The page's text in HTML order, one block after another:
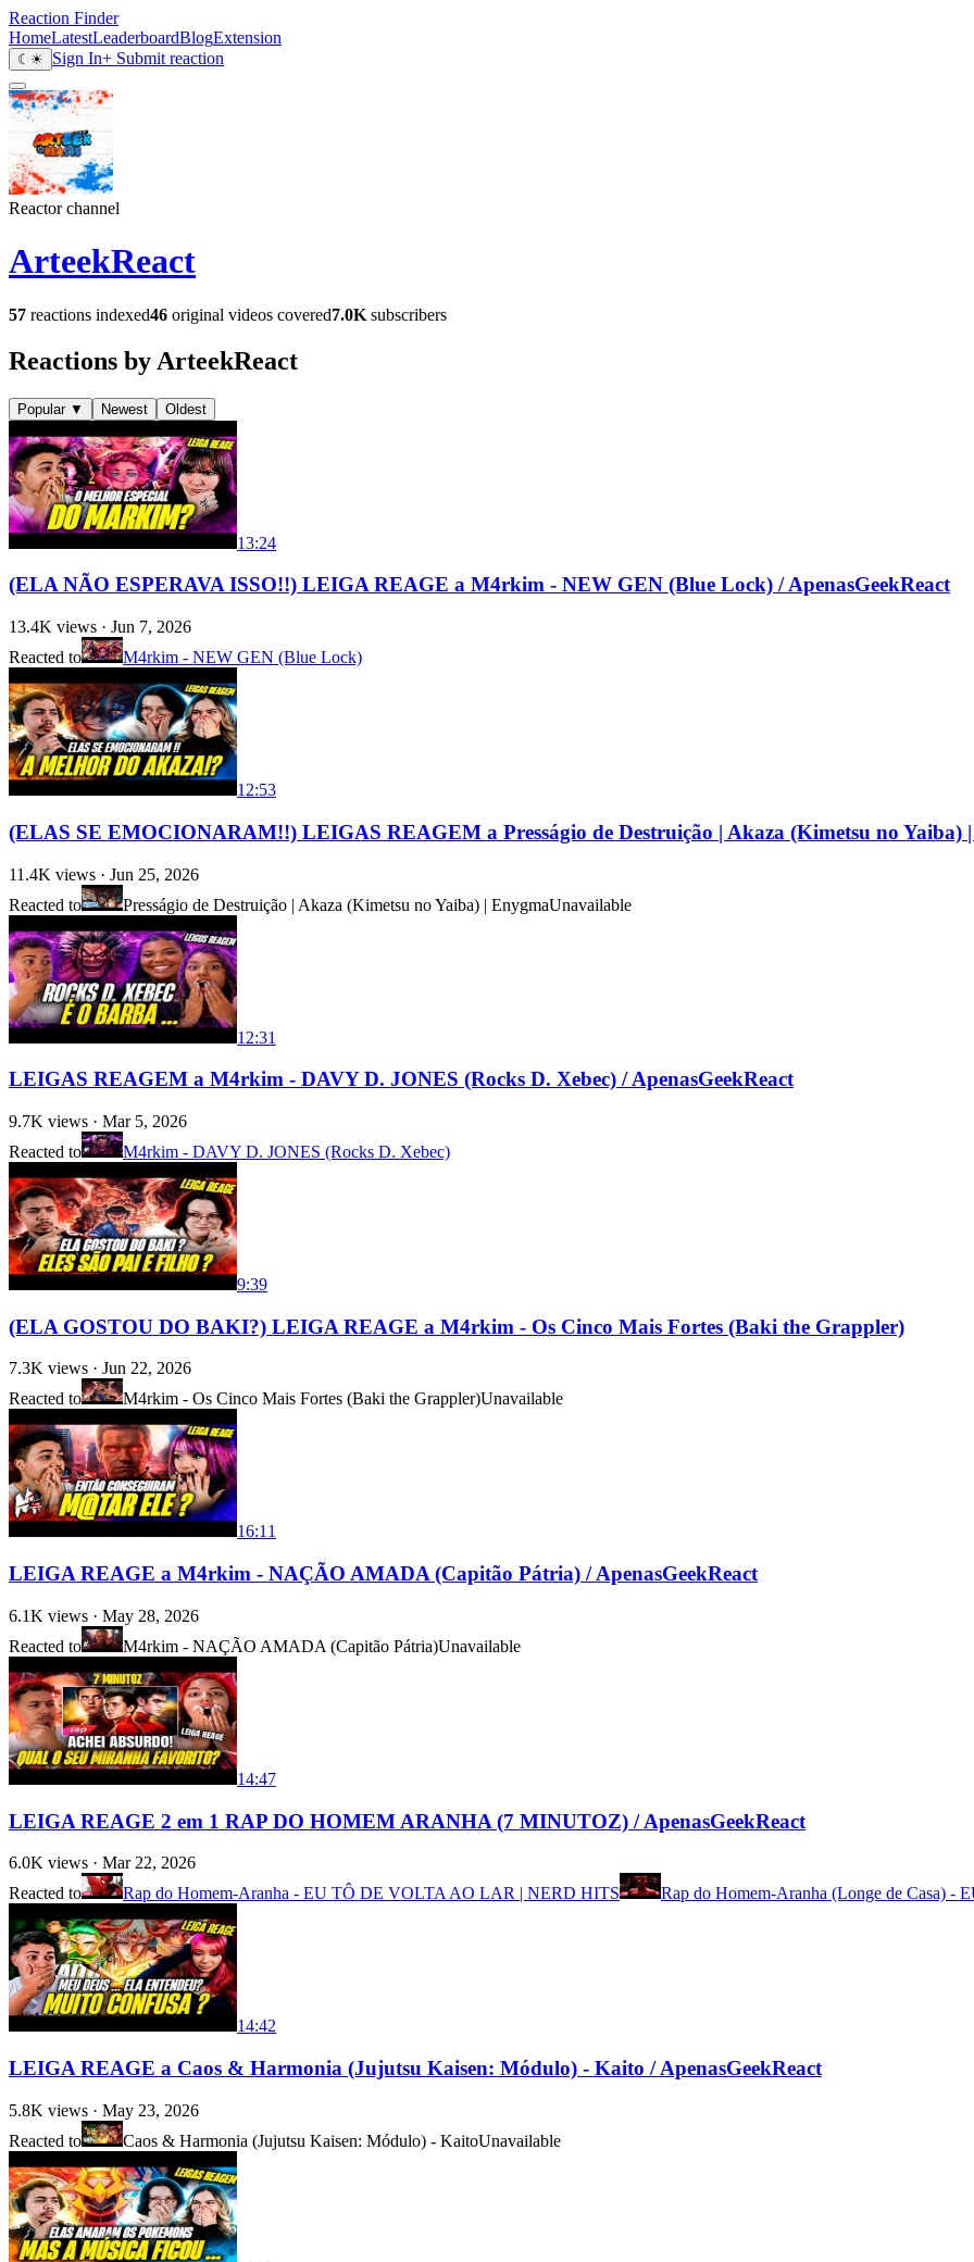
Reaction Finder
HomeLatestLeaderboardBlogExtension
☾ ☀ Sign In+ Submit reaction
Reactor channel
ArteekReact
57 reactions indexed46 original videos covered7.0K subscribers
Reactions by ArteekReact
Popular ▼ Newest Oldest
13:24
(ELA NÃO ESPERAVA ISSO!!) LEIGA REAGE a M4rkim - NEW GEN (Blue Lock) / ApenasGeekReact
13.4K views · Jun 7, 2026
Reacted to
M4rkim - NEW GEN (Blue Lock)
12:53
(ELAS SE EMOCIONARAM!!) LEIGAS REAGEM a Presságio de Destruição | Akaza (Kimetsu no Yaiba)
11.4K views · Jun 25, 2026
Reacted to
Presságio de Destruição | Akaza (Kimetsu no Yaiba) | EnygmaUnavailable
12:31
LEIGAS REAGEM a M4rkim - DAVY D. JONES (Rocks D. Xebec) / ApenasGeekReact
9.7K views · Mar 5, 2026
Reacted to
M4rkim - DAVY D. JONES (Rocks D. Xebec)
9:39
(ELA GOSTOU DO BAKI?) LEIGA REAGE a M4rkim - Os Cinco Mais Fortes (Baki the Grappler)
7.3K views · Jun 22, 2026
Reacted to
M4rkim - Os Cinco Mais Fortes (Baki the Grappler)Unavailable
16:11
LEIGA REAGE a M4rkim - NAÇÃO AMADA (Capitão Pátria) / ApenasGeekReact
6.1K views · May 28, 2026
Reacted to
M4rkim - NAÇÃO AMADA (Capitão Pátria)Unavailable
14:47
LEIGA REAGE 2 em 1 RAP DO HOMEM ARANHA (7 MINUTOZ) / ApenasGeekReact
6.0K views · Mar 22, 2026
Reacted to
Rap do Homem-Aranha - EU TÔ DE VOLTA AO LAR | NERD HITS Rap do Homem-Aranha (Longe de Casa)
14:42
LEIGA REAGE a Caos & Harmonia (Jujutsu Kaisen: Módulo) - Kaito / ApenasGeekReact
5.8K views · May 23, 2026
Reacted to
Caos & Harmonia (Jujutsu Kaisen: Módulo) - KaitoUnavailable